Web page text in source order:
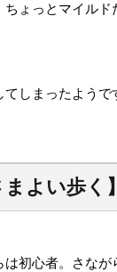
ょっとマイル
しまったようで
よい歩く】
初心者。さなが